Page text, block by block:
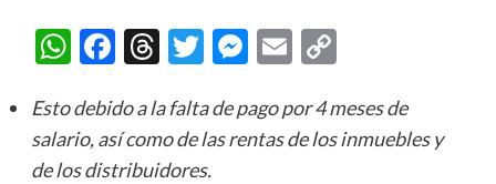
WhatsApp
Facebook
Threads
Twitter
Messenger
EmailCopy
Esto debido a la falta de pago por 4 meses de
salario, así como de las rentas de los inmuebles y
de los distribuidores.